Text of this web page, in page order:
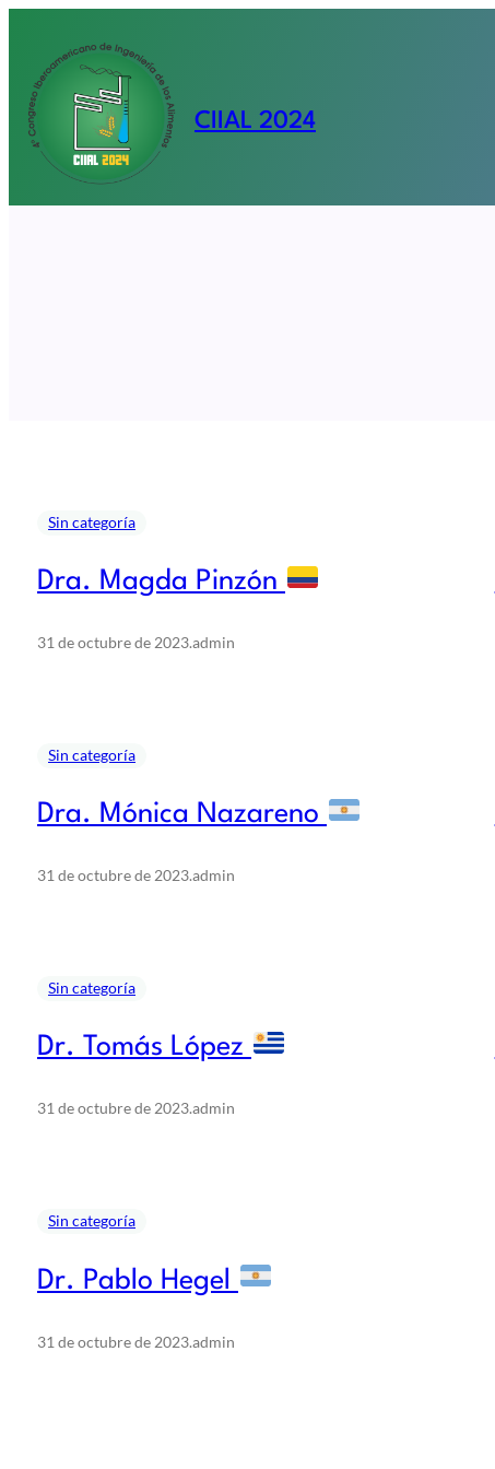
contenido
CIIAL 2024
Sin categoría
Dra. Magda Pinzón
31 de octubre de 2023.admin
Sin categoría
Dra. Mónica Nazareno
31 de octubre de 2023.admin
Sin categoría
Dr. Tomás López
31 de octubre de 2023.admin
Sin categoría
Dr. Pablo Hegel
31 de octubre de 2023.admin